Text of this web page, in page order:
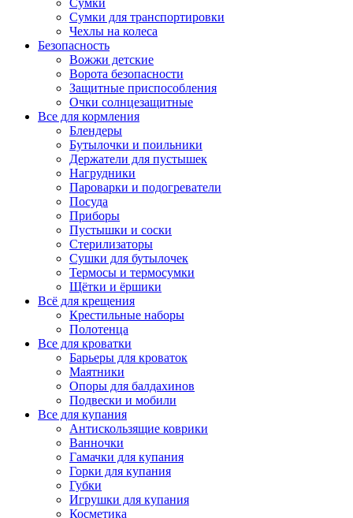
Сумки
Сумки для транспортировки
Чехлы на колеса
Безопасность
Вожжи детские
Ворота безопасности
Защитные приспособления
Очки солнцезащитные
Все для кормления
Блендеры
Бутылочки и поильники
Держатели для пустышек
Нагрудники
Пароварки и подогреватели
Посуда
Приборы
Пустышки и соски
Стерилизаторы
Сушки для бутылочек
Термосы и термосумки
Щётки и ёршики
Всё для крещения
Крестильные наборы
Полотенца
Все для кроватки
Барьеры для кроваток
Маятники
Опоры для балдахинов
Подвески и мобили
Все для купания
Антискользящие коврики
Ванночки
Гамачки для купания
Горки для купания
Губки
Игрушки для купания
Косметика